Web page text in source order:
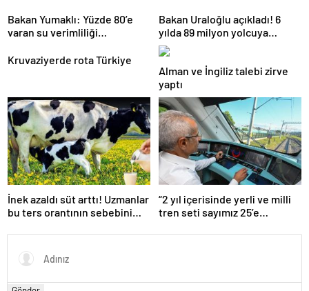
Bakan Yumaklı: Yüzde 80’e
varan su verimliliği
Bakan Uraloğlu açıkladı! 6
yılda 89 milyon yolcuya
hizmet verdi
Kruvaziyerde rota Türkiye
Alman ve İngiliz talebi zirve
yaptı
İnek azaldı süt arttı! Uzmanlar
bu ters orantının sebebini
“2 yıl içerisinde yerli ve milli
tren seti sayımız 25’e